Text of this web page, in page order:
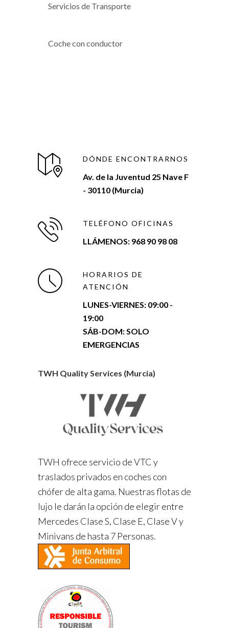
Servicios de Transporte
Coche con conductor
DÓNDE ENCONTRARNOS
Av. de la Juventud 25 Nave F
- 30110 (Murcia)
TELÉFONO OFICINAS
LLÁMENOS: 968 90 98 08
HORARIOS DE
ATENCIÓN
LUNES-VIERNES: 09:00 -
19:00
SÁB-DOM: SOLO
EMERGENCIAS
TWH Quality Services (Murcia)
TWH ofrece servicio de VTC y
traslados privados en coches con
chófer de alta gama. Nuestras flotas de
lujo le darán la opción de elegir entre
Mercedes Clase S, Clase E, Clase V y
Minivans de hasta 7 Personas.